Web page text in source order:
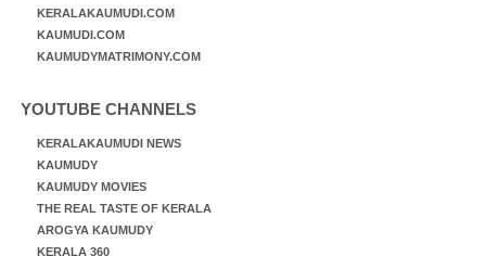
KERALAKAUMUDI.COM
KAUMUDI.COM
KAUMUDYMATRIMONY.COM
YOUTUBE CHANNELS
KERALAKAUMUDI NEWS
KAUMUDY
KAUMUDY MOVIES
THE REAL TASTE OF KERALA
AROGYA KAUMUDY
KERALA 360